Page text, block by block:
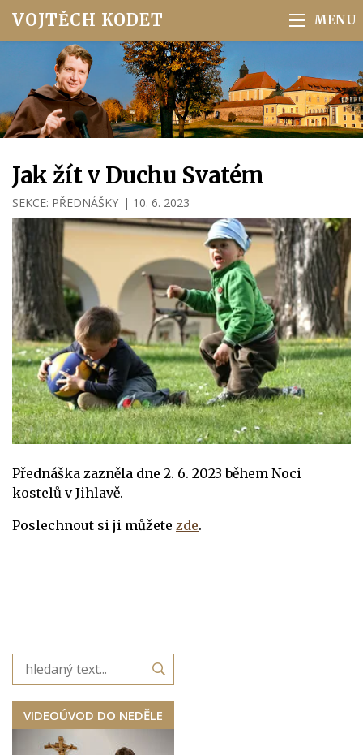
VOJTĚCH KODET
Jak žít v Duchu Svatém
SEKCE: PŘEDNÁŠKY | 10. 6. 2023
Přednáška zazněla dne 2. 6. 2023 během Noci
kostelů v Jihlavě.
Poslechnout si ji můžete zde.
VIDEOÚVOD DO NEDĚLE